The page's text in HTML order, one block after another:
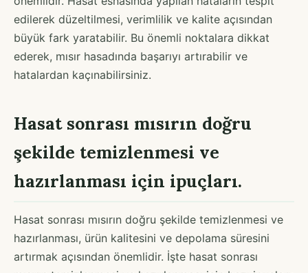
edilerek düzeltilmesi, verimlilik ve kalite açısından
büyük fark yaratabilir. Bu önemli noktalara dikkat
ederek, mısır hasadında başarıyı artırabilir ve
hatalardan kaçınabilirsiniz.
Hasat sonrası mısırın doğru
şekilde temizlenmesi ve
hazırlanması için ipuçları.
Hasat sonrası mısırın doğru şekilde temizlenmesi ve
hazırlanması, ürün kalitesini ve depolama süresini
artırmak açısından önemlidir. İşte hasat sonrası